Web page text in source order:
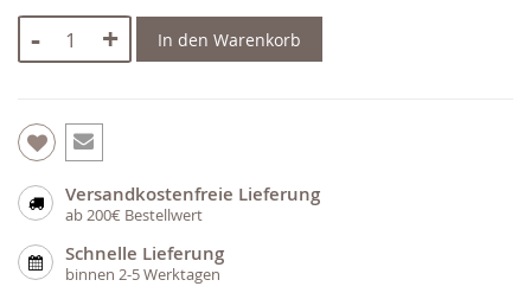
- + In den Warenkorb
Versandkostenfreie Lieferung
ab 200€ Bestellwert
Schnelle Lieferung
binnen 2-5 Werktagen